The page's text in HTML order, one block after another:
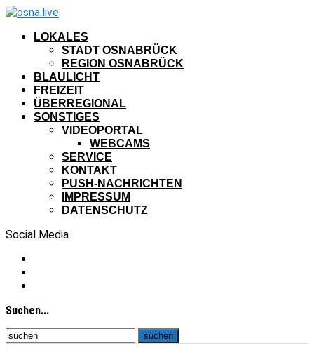
LOKALES
STADT OSNABRÜCK
REGION OSNABRÜCK
BLAULICHT
FREIZEIT
ÜBERREGIONAL
SONSTIGES
VIDEOPORTAL
WEBCAMS
SERVICE
KONTAKT
PUSH-NACHRICHTEN
IMPRESSUM
DATENSCHUTZ
Social Media
Suchen...